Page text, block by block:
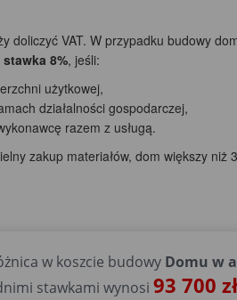
doliczyć VAT. W przypadku budowy
stawka 8%, jeśli:
użytkowej,
działalności gospodarczej,
razem z usługą.
zakup materiałów, dom większy niż
w koszcie budowy Domu w
stawkami wynosi 93 700 zł